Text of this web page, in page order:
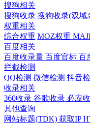
搜狗相关
搜狗收录 搜狗收录(双域
权重相关
综合权重 MOZ权重
百度相关
百度收录量 百度官标 百
拦截检测
QQ检测 微信检测 抖音
收录相关
360收录 谷歌收录 必应
其他查询
网站标题(TDK) 获取IP